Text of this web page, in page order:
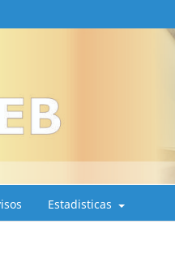
Estadisticas